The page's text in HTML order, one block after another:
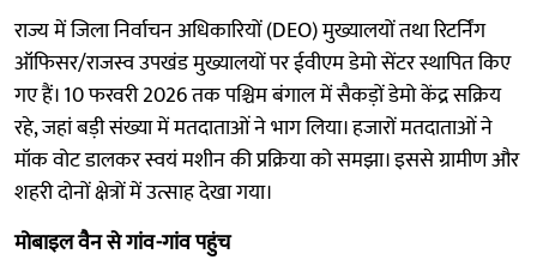
राज्य में जिला निर्वाचन अधिकारियों (DEO) मुख्यालयों तथा रिटर्निंग
ऑफिसर/राजस्व उपखंड मुख्यालयों पर ईवीएम डेमो सेंटर स्थापित किए
गए हैं। 10 फरवरी 2026 तक पश्चिम बंगाल में सैकड़ों डेमो केंद्र सक्रिय
रहे, जहां बड़ी संख्या में मतदाताओं ने भाग लिया। हजारों मतदाताओं ने
मॉक वोट डालकर स्वयं मशीन की प्रक्रिया को समझा। इससे ग्रामीण और
शहरी दोनों क्षेत्रों में उत्साह देखा गया।
मोबाइल वैन से गांव-गांव पहुंच